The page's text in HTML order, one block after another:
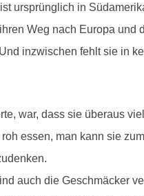
ursprünglich in
Weg nach Europa
inzwischen fehlt sie in
war, dass sie überaus
essen, man kann sie
auch die Geschmäcker